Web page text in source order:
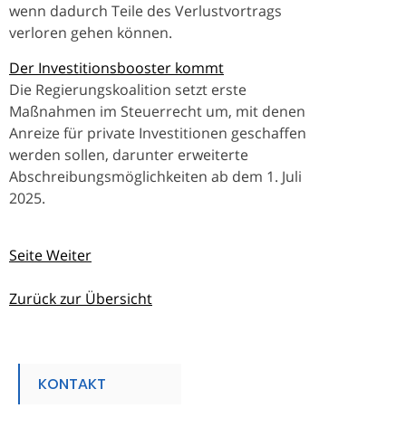
wenn dadurch Teile des Verlustvortrags
verloren gehen können.
Der Investitionsbooster kommt
Die Regierungskoalition setzt erste
Maßnahmen im Steuerrecht um, mit denen
Anreize für private Investitionen geschaffen
werden sollen, darunter erweiterte
Abschreibungsmöglichkeiten ab dem 1. Juli
2025.
Seite Weiter
Zurück zur Übersicht
KONTAKT